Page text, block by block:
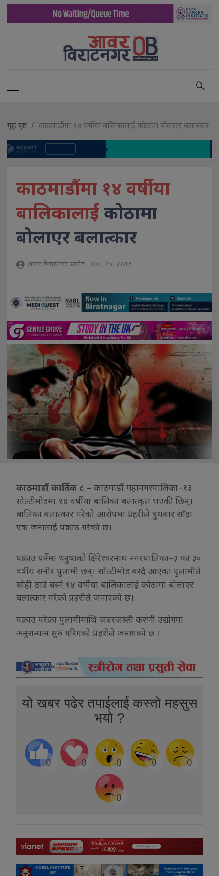
गृह पृष्ट काठमाडौंमा १४ वर्षीया बालिकालाई कोठामा बोलाएर बलात्कार
काठमाडौंमा १४ वर्षीया
बालिकालाईकोठामा
बोलाएर बलात्कार
आवर बिराटनगर डटनेट | Oct 25, 2018
काठमाडौं कार्तिक ८ – काठमाडौं महानगरपालिका–१३
सोल्टीमोडमा १४ वर्षीया बालिका बलात्कृत भएकी छिन्।
बालिका बलात्कार गरेको आरोपमा प्रहरीले बुधबार साँझ
एक जनालाई पक्राउ गरेको छ।
पक्राउ पर्नेमा धनुषाको क्षिरेश्वरनाथ नगरपालिका–३ का ३०
वर्षीय समीर पुलामी छन्। सोल्टीमोड बस्दै आएका पुलामीले
सोही ठाउँ बस्ने १४ वर्षीया बालिकालाई कोठामा बोलाएर
बलात्कार गरेको प्रहरीले जनाएको छ।
पक्राउ परेका पुलामीमाथि जबरजस्ती करणी उद्योगमा
अनुसन्धान सुरु गरिएको प्रहरीले जनाएको छ ।
यो खबर पढेर तपाईलाई कस्तो महसुस
भयो ?
0 0 0 0 0
0